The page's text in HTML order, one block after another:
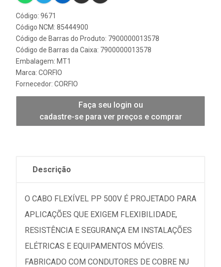
Código: 9671
Código NCM: 85444900
Código de Barras do Produto: 7900000013578
Código de Barras da Caixa: 7900000013578
Embalagem: MT1
Marca: CORFIO
Fornecedor: CORFIO
Faça seu login ou
cadastre-se para ver preços e comprar
Descrição
O CABO FLEXÍVEL PP 500V É PROJETADO PARA
APLICAÇÕES QUE EXIGEM FLEXIBILIDADE,
RESISTÊNCIA E SEGURANÇA EM INSTALAÇÕES
ELÉTRICAS E EQUIPAMENTOS MÓVEIS.
FABRICADO COM CONDUTORES DE COBRE NU